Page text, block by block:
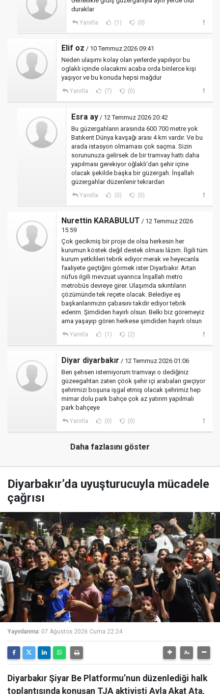
duraklar
Yanıtla (1) (0)
Elif oz / 10 Temmuz 2026 09:41
Neden ulaşımı kolay olan yerlerde yapılıyor bu
oglaklı içinde olacakmi acaba orda binlerce kişi
yaşıyor ve bu konuda hepsi mağdur
Yanıtla (7) (0)
Esra ay / 12 Temmuz 2026 20:42
Bu güzergahların arasında 600 700 metre yok
Batıkent Dünya kavşağı arası 4 km vardır. Ve bu
arada istasyon olmaması çok saçma. Sizin
sorununuza gelirsek de bir tramvay hattı daha
yapılması gerekiyor oğlaklı‘dan şehir içine
olacak şekilde başka bir güzergah. İnşallah
güzergahlar düzenlenir tekrardan
Yanıtla (0) (0)
Nurettin KARABULUT / 12 Temmuz 2026
15:59
Çok gecikmiş bir proje de olsa herkesin her
kurumun köstek değil destek olması lâzım. İlgili tüm
kurum yetkilileri tebrik ediyor merak ve heyecanla
faaliyete geçtiğini görmek ister Diyarbakır. Artan
nüfus ilgili mevzuat uyarınca İnşallah metro
metrobüs devreye girer. Ulaşımda sıkıntıların
çözümünde tek reçete olacak. Belediye eş
başkanlarımızın çabasını takdir ediyor tebrik
ederim. Şimdiden hayırlı olsun. Belki biz göremeyiz
ama yaşayıp gören herkese şimdiden hayırlı olsun
Yanıtla (1) (2)
Diyar diyarbakır / 12 Temmuz 2026 01:06
Ben şehsen istemiyorum tramvayı o dediğiniz
güzeegahtan zaten çöok şehir içi arabaları gwçiyor
şehrimizi boşuna işgal etmiş olacak şehrimiz hep
mimar dolu park bahçe çok az yatırım yapılmalı
park bahçeye
Yanıtla (0) (0)
Daha fazlasını göster
Diyarbakır’da uyuşturucuyla mücadele
çağrısı
Yayınlanma: 07 Ağustos 2026 Cuma 22:24
Diyarbakır Şiyar Be Platformu’nun düzenlediği halk
toplantısında konuşan TJA aktivisti Ayla Akat Ata,